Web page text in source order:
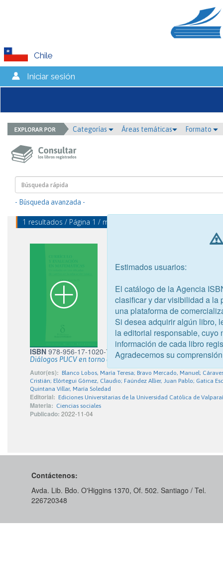
Chile
Iniciar sesión
Categorías Áreas temáticas Formato
- Búsqueda avanzada -
1 resultados / Página 1 / mostrando 1 - 1
ISBN 978-956-17-1020-7
Diálogos PUCV en torno al reconocimiento, la hospitalidad y
Autor(es): Blanco Lobos, María Teresa; Bravo Mercado, Manuel;
Cristián; Elórtegui Gómez, Claudio; Faúndez Allier, Juan Pablo; Gatica
Quintana Villar, María Soledad
Editorial: Ediciones Universitarias de la Universidad Católica de
Materia: Ciencias sociales
Publicado: 2022-11-04
Contáctenos:
Avda. Lib. Bdo. O'Higgins 1370, Of. 502. Santiago / Tel.
226720348
Estimados usuarios:
El catálogo de la Agencia
clasificar y dar visibilidad a la
una plataforma de
Si desea adquirir algún libro,
la editorial responsable, cuyo
información de cada libro
Agradecemos su